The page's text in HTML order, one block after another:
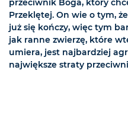
przeciwnik Boga, który
Przeklętej. On wie o tym,
już się kończy, więc tym
jak ranne zwierzę, które
umiera, jest najbardziej
największe straty